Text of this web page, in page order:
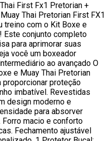
First Fx1 Pretorian +
Thai Pretorian First FX1
treino com o Kit Boxe e
Este conjunto completo
para aprimorar suas
você um boxeador
ao avançado O
e Muay Thai Pretorian
proporcionar proteção
imbatível. Revestidas
design moderno e
para absorver
macio e conforto
Fechamento ajustável